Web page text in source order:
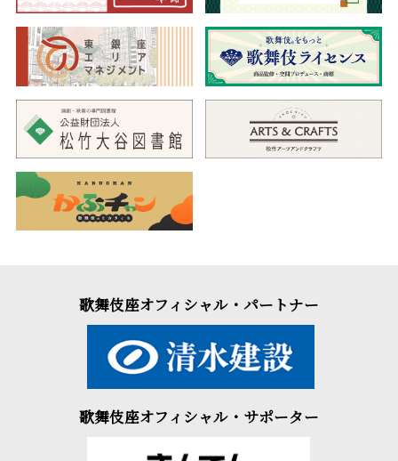
歌舞伎座オフィシャル・パートナー
歌舞伎座オフィシャル・サポーター